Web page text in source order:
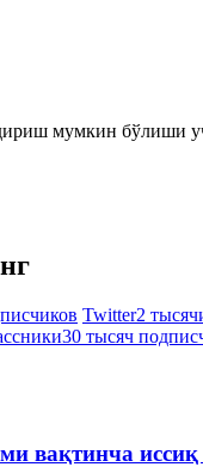
мумкин бўлиши
Twitter2
30 тысяч
вақтинча иссиқ